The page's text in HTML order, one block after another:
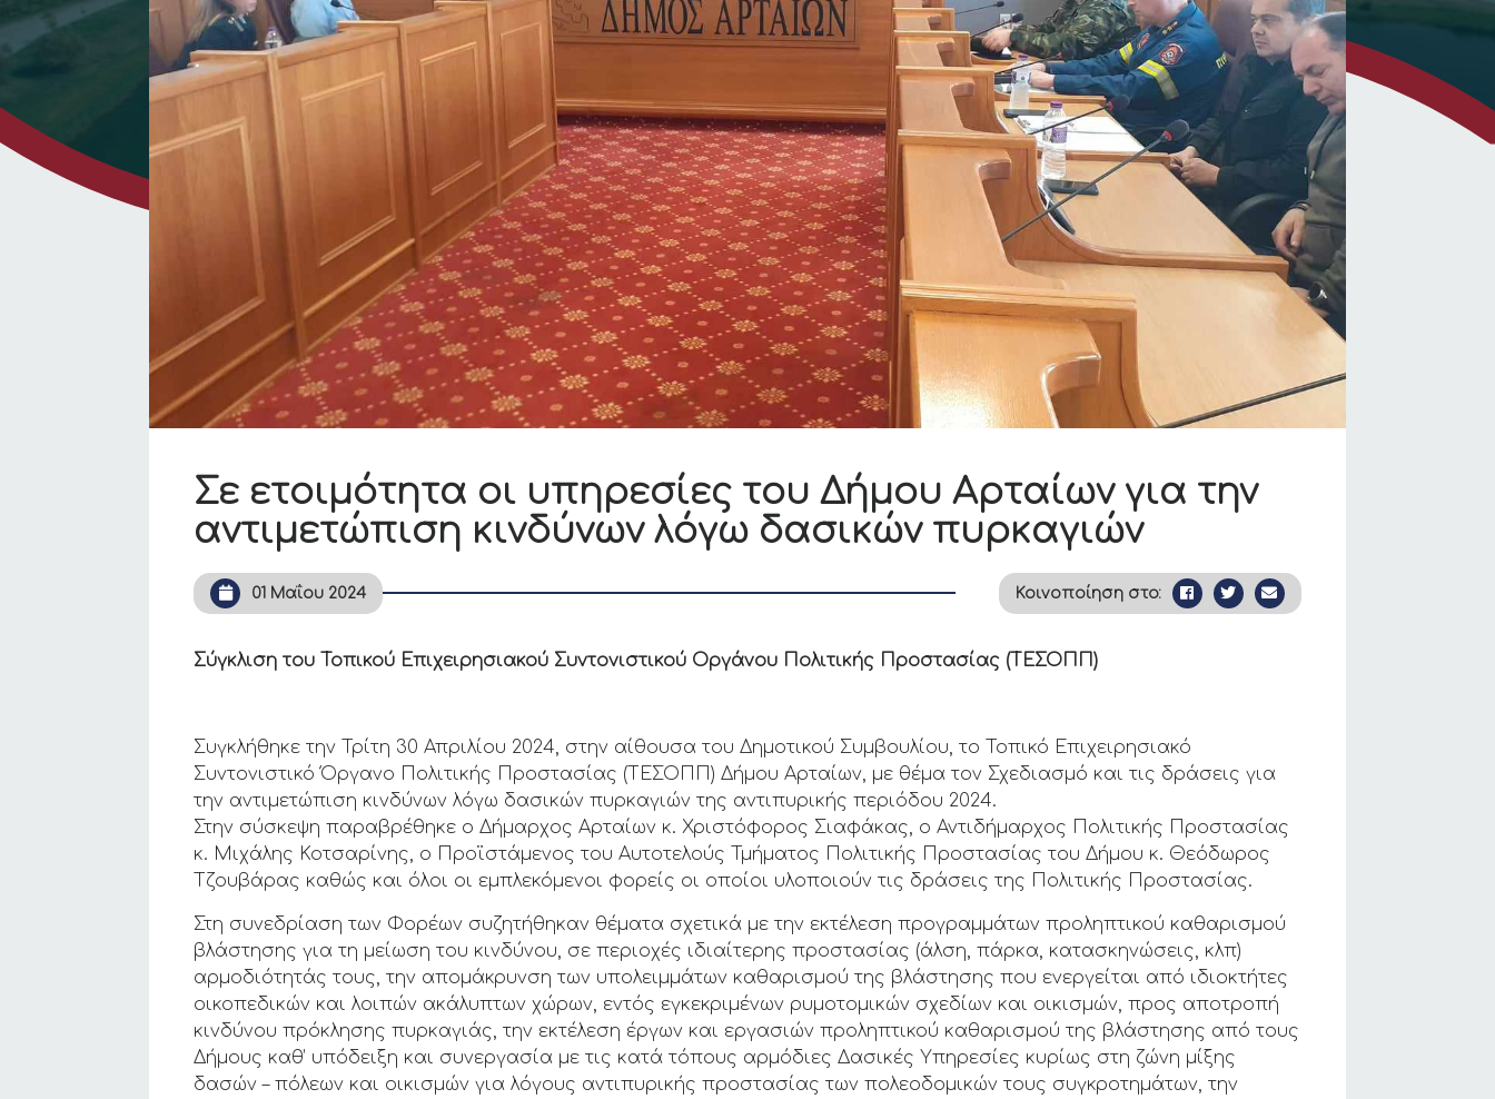
Σε ετοιμότητα οι υπηρεσίες του Δήμου Αρταίων για την
αντιμετώπιση κινδύνων λόγω δασικών πυρκαγιών
01 Μαΐου 2024 Κοινοποίηση στο:
Σύγκλιση του Τοπικού Επιχειρησιακού Συντονιστικού Οργάνου Πολιτικής Προστασίας (ΤΕΣΟΠΠ)
Συγκλήθηκε την Τρίτη 30 Απριλίου 2024, στην αίθουσα του Δημοτικού Συμβουλίου, το Τοπικό Επιχειρησιακό
Συντονιστικό Όργανο Πολιτικής Προστασίας (ΤΕΣΟΠΠ) Δήμου Αρταίων, με θέμα τον Σχεδιασμό και τις δράσεις για
την αντιμετώπιση κινδύνων λόγω δασικών πυρκαγιών της αντιπυρικής περιόδου 2024.
Στην σύσκεψη παραβρέθηκε ο Δήμαρχος Αρταίων κ. Χριστόφορος Σιαφάκας, ο Αντιδήμαρχος Πολιτικής Προστασίας
κ. Μιχάλης Κοτσαρίνης, ο Προϊστάμενος του Αυτοτελούς Τμήματος Πολιτικής Προστασίας του Δήμου κ. Θεόδωρος
Τζουβάρας καθώς και όλοι οι εμπλεκόμενοι φορείς οι οποίοι υλοποιούν τις δράσεις της Πολιτικής Προστασίας.
Στη συνεδρίαση των Φορέων συζητήθηκαν θέματα σχετικά με την εκτέλεση προγραμμάτων προληπτικού καθαρισμού
βλάστησης για τη μείωση του κινδύνου, σε περιοχές ιδιαίτερης προστασίας (άλση, πάρκα, κατασκηνώσεις, κλπ)
αρμοδιότητάς τους, την απομάκρυνση των υπολειμμάτων καθαρισμού της βλάστησης που ενεργείται από ιδιοκτήτες
οικοπεδικών και λοιπών ακάλυπτων χώρων, εντός εγκεκριμένων ρυμοτομικών σχεδίων και οικισμών, προς αποτροπή
κινδύνου πρόκλησης πυρκαγιάς, την εκτέλεση έργων και εργασιών προληπτικού καθαρισμού της βλάστησης από τους
Δήμους καθ’ υπόδειξη και συνεργασία με τις κατά τόπους αρμόδιες Δασικές Υπηρεσίες κυρίως στη ζώνη μίξης
δασών – πόλεων και οικισμών για λόγους αντιπυρικής προστασίας των πολεοδομικών τους συγκροτημάτων, την